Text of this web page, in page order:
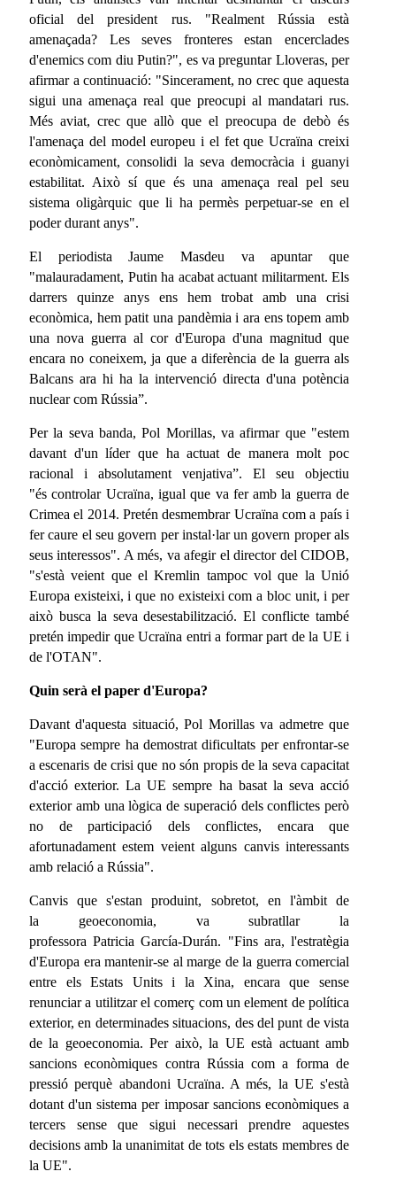
oficial del president rus. "Realment Rússia està
amenaçada? Les seves fronteres estan encerclades
d'enemics com diu Putin?", es va preguntar Lloveras, per
afirmar a continuació: "Sincerament, no crec que aquesta
sigui una amenaça real que preocupi al mandatari rus.
Més aviat, crec que allò que el preocupa de debò és
l'amenaça del model europeu i el fet que Ucraïna creixi
econòmicament, consolidi la seva democràcia i guanyi
estabilitat. Això sí que és una amenaça real pel seu
sistema oligàrquic que li ha permès perpetuar-se en el
poder durant anys".
El periodista Jaume Masdeu va apuntar que
"malauradament, Putin ha acabat actuant militarment. Els
darrers quinze anys ens hem trobat amb una crisi
econòmica, hem patit una pandèmia i ara ens topem amb
una nova guerra al cor d'Europa d'una magnitud que
encara no coneixem, ja que a diferència de la guerra als
Balcans ara hi ha la intervenció directa d'una potència
nuclear com Rússia”.
Per la seva banda, Pol Morillas, va afirmar que "estem
davant d'un líder que ha actuat de manera molt poc
racional i absolutament venjativa”. El seu objectiu
"és controlar Ucraïna, igual que va fer amb la guerra de
Crimea el 2014. Pretén desmembrar Ucraïna com a país i
fer caure el seu govern per instal·lar un govern proper als
seus interessos". A més, va afegir el director del CIDOB,
"s'està veient que el Kremlin tampoc vol que la Unió
Europa existeixi, i que no existeixi com a bloc unit, i per
això busca la seva desestabilització. El conflicte també
pretén impedir que Ucraïna entri a formar part de la UE i
de l'OTAN".
Quin serà el paper d'Europa?
Davant d'aquesta situació, Pol Morillas va admetre que
"Europa sempre ha demostrat dificultats per enfrontar-se
a escenaris de crisi que no són propis de la seva capacitat
d'acció exterior. La UE sempre ha basat la seva acció
exterior amb una lògica de superació dels conflictes però
no de participació dels conflictes, encara que
afortunadament estem veient alguns canvis interessants
amb relació a Rússia".
Canvis que s'estan produint, sobretot, en l'àmbit de
la geoeconomia, va subratllar la
professora Patricia García-Durán. "Fins ara, l'estratègia
d'Europa era mantenir-se al marge de la guerra comercial
entre els Estats Units i la Xina, encara que sense
renunciar a utilitzar el comerç com un element de política
exterior, en determinades situacions, des del punt de vista
de la geoeconomia. Per això, la UE està actuant amb
sancions econòmiques contra Rússia com a forma de
pressió perquè abandoni Ucraïna. A més, la UE s'està
dotant d'un sistema per imposar sancions econòmiques a
tercers sense que sigui necessari prendre aquestes
decisions amb la unanimitat de tots els estats membres de
la UE".